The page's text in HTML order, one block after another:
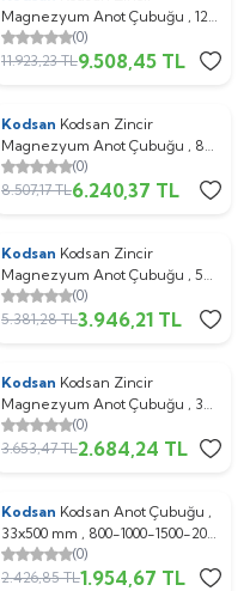
Magnezyum Anot Çubuğu , 12
Zincir , 4000-5000L , KAT-KBS-
KBD-KEB
(0)
11.923,23TL9.508,45 TL
%27
Kodsan Kodsan Zincir
Magnezyum Anot Çubuğu , 8
Zincir , 1500-2000L , KAT-KBS-
KBD-KEB
(0)
8.507,17TL6.240,37 TL
%27
Kodsan Kodsan Zincir
Magnezyum Anot Çubuğu , 5
Zincir , 500L , KBD
(0)
5.381,28TL3.946,21 TL
%27
Kodsan Kodsan Zincir
Magnezyum Anot Çubuğu , 3
Zincir , 300L , KAT-KBS-KBD-
KEB
(0)
3.653,47TL2.684,24 TL
%19
Kodsan Kodsan Anot Çubuğu ,
33x500 mm , 800-1000-1500-2000
, 2500-3000, 4000-5000 Lt
(0)
2.426,85TL1.954,67 TL